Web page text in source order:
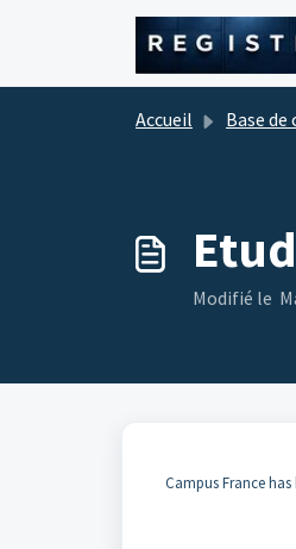
Passer au contenu
Accueil Base de
Modifié le
Campus France